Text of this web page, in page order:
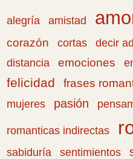
alegría amistad
corazón
cortas decir
distancia emociones
felicidad frases
mujeres
pasión
romanticas indirectas
sabiduría sentimientos